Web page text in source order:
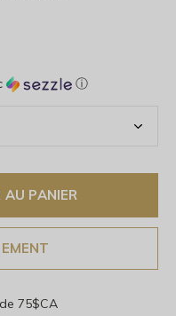
ⓘ
AU PANIER
75$CA